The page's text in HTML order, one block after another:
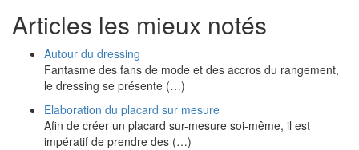
Articles les mieux notés
Autour du dressing
Fantasme des fans de mode et des accros du rangement,
le dressing se présente (…)
Elaboration du placard sur mesure
Afin de créer un placard sur-mesure soi-même, il est
impératif de prendre des (…)